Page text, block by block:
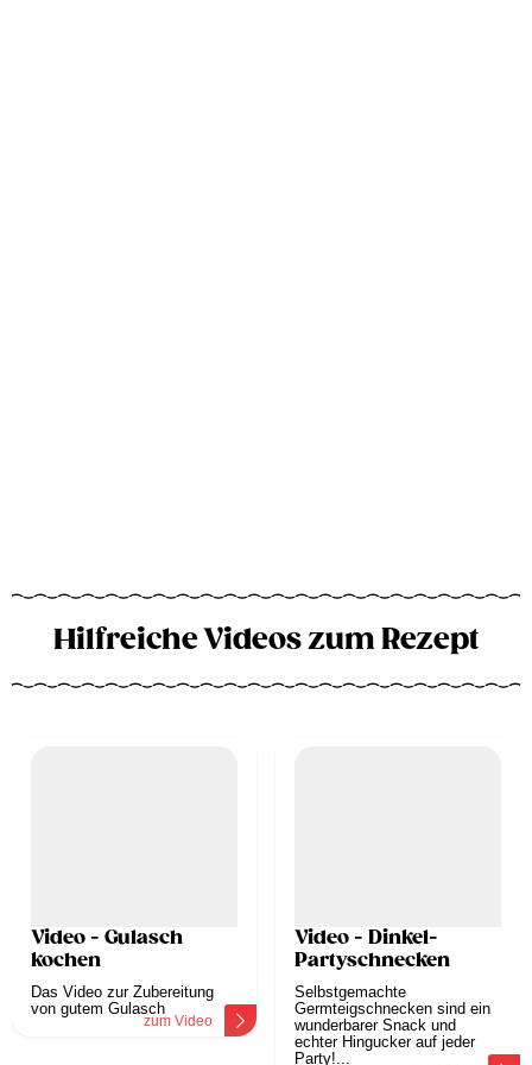
Hilfreiche Videos zum Rezept
Video - Gulasch
kochen
Das Video zur Zubereitung
von gutem Gulasch
zum Video
Video - Dinkel-
Partyschnecken
Selbstgemachte
Germteigschnecken sind ein
wunderbarer Snack und
echter Hingucker auf jeder
Party!...